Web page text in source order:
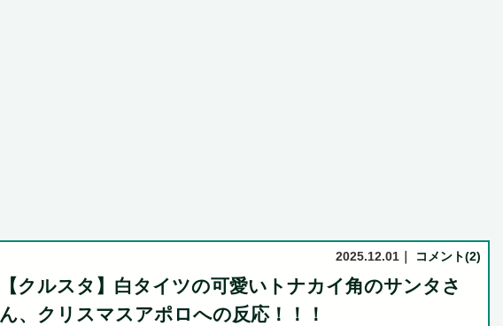
2025.12.01｜ コメント(2)
【クルスタ】白タイツの可愛いトナカイ角のサンタさ
ん、クリスマスアポロへの反応！！！